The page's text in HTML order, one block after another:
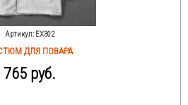
Артикул: EX302
ДЛЯ ПОВАРА
765 руб.